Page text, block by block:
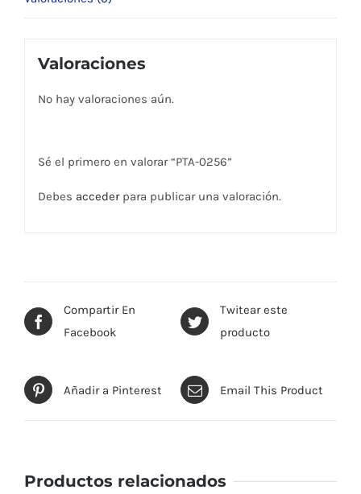
Valoraciones
No hay valoraciones aún.
Sé el primero en valorar “PTA-0256”
Debes accederpara publicar una valoración.
Compartir En
Facebook
Twitear este
producto
Añadir a Pinterest Email This Product
Productos relacionados